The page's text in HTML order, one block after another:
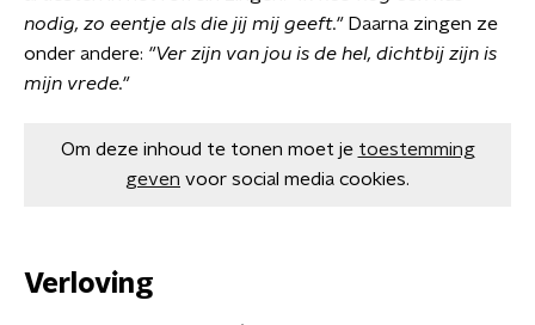
nodig, zo eentje als die jij mij geeft." Daarna zingen ze
onder andere: "Ver zijn van jou is de hel, dichtbij zijn is
mijn vrede."
Om deze inhoud te tonen moet je toestemming
geven voor social media cookies.
Verloving